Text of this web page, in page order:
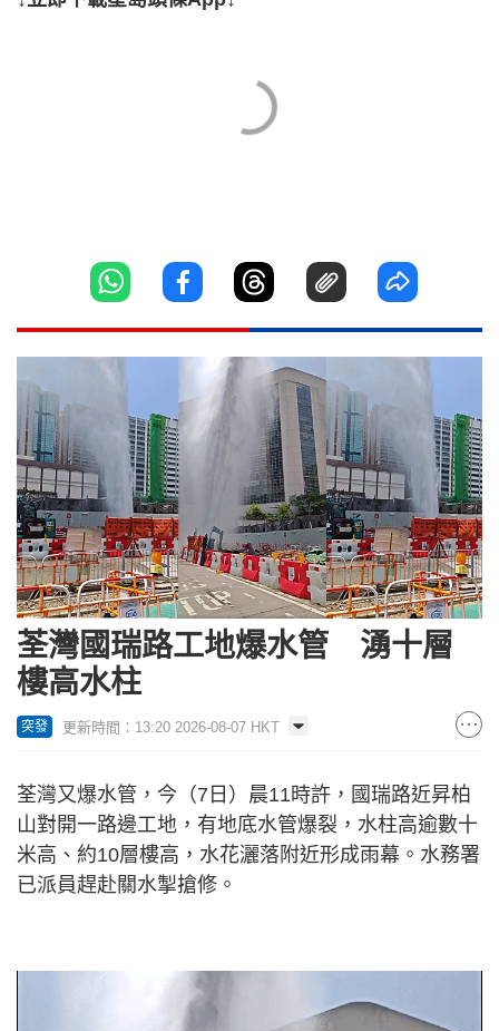
荃灣國瑞路工地爆水管 湧十層
樓高水柱
突發 更新時間：13:20 2026-08-07 HKT
荃灣又爆水管，今（7日）晨11時許，國瑞路近昇柏
山對開一路邊工地，有地底水管爆裂，水柱高逾數十
米高、約10層樓高，水花灑落附近形成雨幕。水務署
已派員趕赴關水掣搶修。